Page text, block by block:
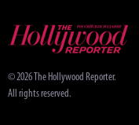
© 2026 The Hollywood Reporter.
All rights reserved.